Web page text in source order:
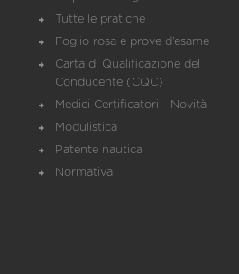
Tutte le pratiche
Foglio rosa e prove d’esame
Carta di Qualificazione del
Conducente (CQC)
Medici Certificatori - Novità
Modulistica
Patente nautica
Normativa